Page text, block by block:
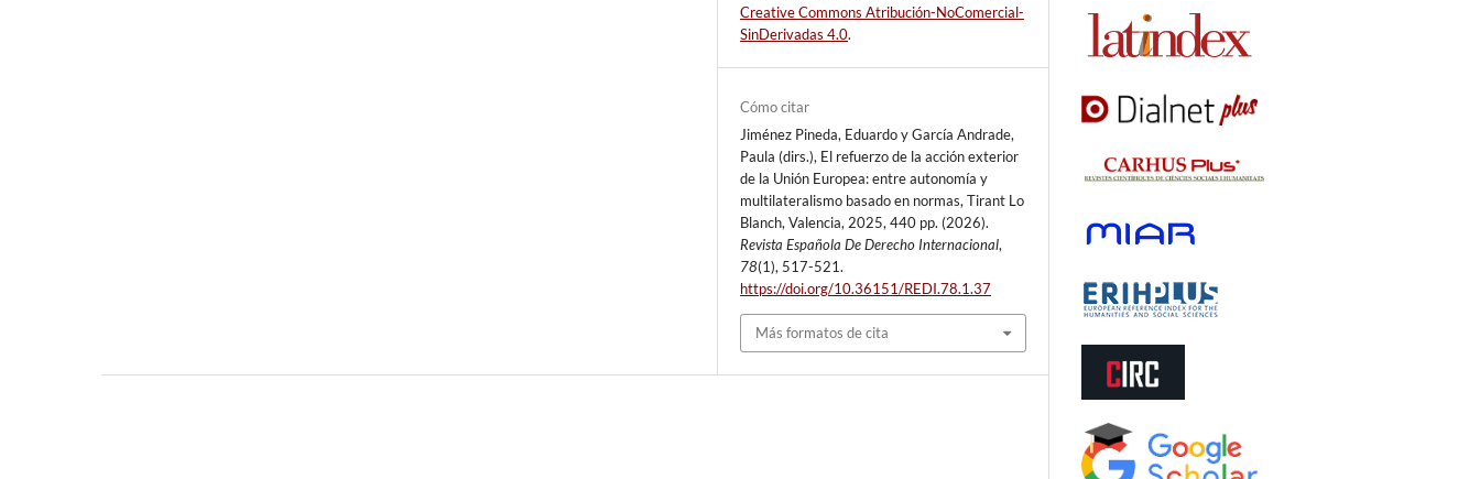
Creative Commons Atribución-NoComercial-
SinDerivadas 4.0.
Cómo citar
Jiménez Pineda, Eduardo y García Andrade,
Paula (dirs.), El refuerzo de la acción exterior
de la Unión Europea: entre autonomía y
multilateralismo basado en normas, Tirant Lo
Blanch, Valencia, 2025, 440 pp. (2026).
Revista Española De Derecho Internacional,
78(1), 517-521.
https://doi.org/10.36151/REDI.78.1.37
Más formatos de cita